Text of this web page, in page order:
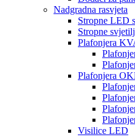
Nadgradna rasvjeta
Stropne LED
Stropne
Plafonjera
Plafonjera
Visilice LED